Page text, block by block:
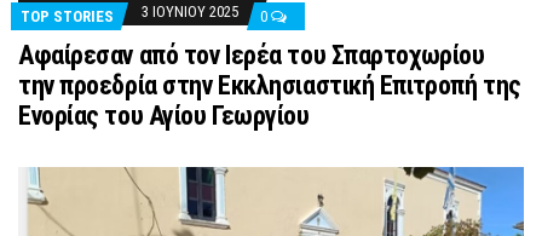
TOP STORIES
3 ΙΟΥΝΊΟΥ 2025 0
Αφαίρεσαν από τον Ιερέα του Σπαρτοχωρίου
την προεδρία στην Εκκλησιαστική Επιτροπή της
Ενορίας του Αγίου Γεωργίου